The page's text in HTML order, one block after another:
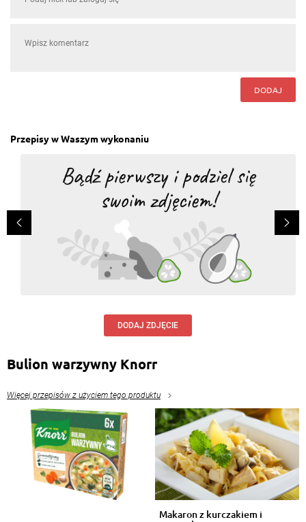
DODAJ
Przepisy w Waszym wykonaniu
DODAJ ZDJĘCIE
Bulion warzywny Knorr
Więcej przepisów z użyciem tego produktu
Makaron z kurczakiem i